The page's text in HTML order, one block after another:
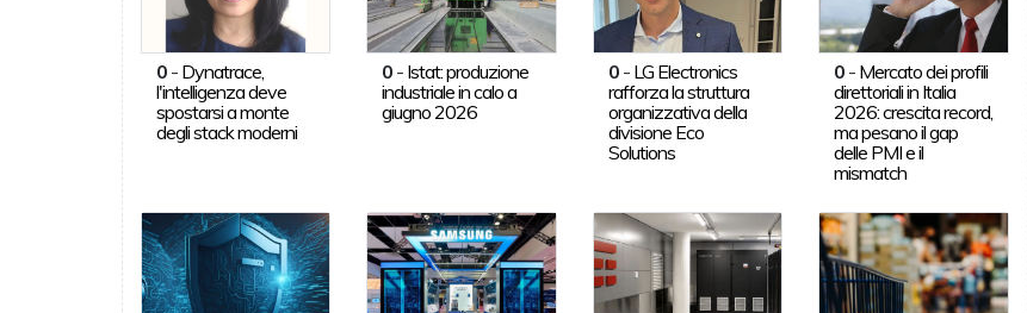
0- Dynatrace,
l'intelligenza deve
spostarsi a monte
degli stack moderni
0 - Istat: produzione
industriale in calo a
giugno 2026
0- LG Electronics
rafforza la struttura
organizzativa della
divisione Eco
Solutions
0 - Mercato dei profili
direttoriali in Italia
2026: crescita record,
ma pesano il gap
delle PMI e il
mismatch